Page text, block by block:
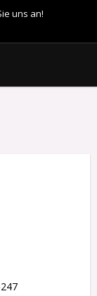
uns an!